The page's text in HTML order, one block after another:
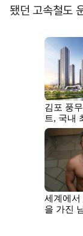
됐던 고속철도